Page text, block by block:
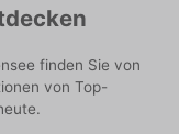
finden Sie von
von Top-